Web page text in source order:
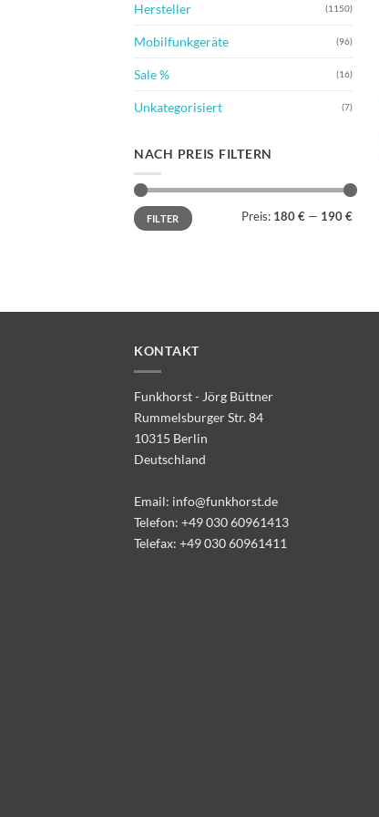
Hersteller (1150)
Mobilfunkgeräte (96)
Sale % (16)
Unkategorisiert (7)
NACH PREIS FILTERN
Min.
Preis
Max.
PreisFILTER Preis: 180 € — 190 €
KONTAKT
Funkhorst - Jörg Büttner
Rummelsburger Str. 84
10315 Berlin
Deutschland
Email: info@funkhorst.de
Telefon: +49 030 60961413
Telefax: +49 030 60961411